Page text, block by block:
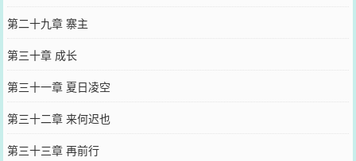
第二十九章 寨主
第三十章 成长
第三十一章 夏日凌空
第三十二章 来何迟也
第三十三章 再前行